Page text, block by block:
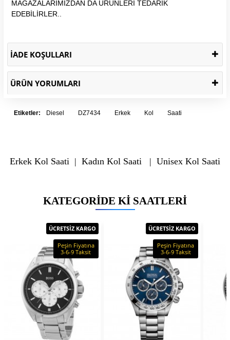
MAĞAZALARIMIZDAN DA ÜRÜNLERİ TEDARİK
EDEBİLİRLER..
İADE KOŞULLARI
ÜRÜN YORUMLARI
Etiketler: Diesel DZ7434 Erkek Kol Saati
Erkek Kol Saati | Kadın Kol Saati | Unisex Kol Saati
KATEGORIDE KI SAATLERI
ÜCRETSİZ KARGO
Peşin Fiyatına
3-6-9 Taksit
ÜCRETSİZ KARGO
Peşin Fiyatına
3-6-9 Taksit